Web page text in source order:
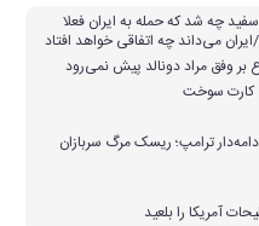
چه شد که حمله به ایران فعلا
می‌داند چه اتفاقی خواهد افتاد
وفق مراد دونالد پیش نمی‌رود
ترامپ؛ ریسک مرگ سربازان
آمریکا را بلعید